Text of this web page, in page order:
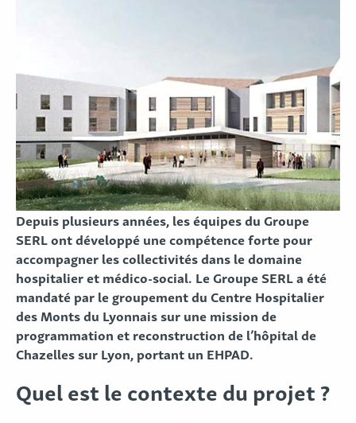
Depuis plusieurs années, les équipes du Groupe
SERL ont développé une compétence forte pour
accompagner les collectivités dans le domaine
hospitalier et médico-social. Le Groupe SERL a été
mandaté par le groupement du Centre Hospitalier
des Monts du Lyonnais sur une mission de
programmation et reconstruction de l’hôpital de
Chazelles sur Lyon, portant un EHPAD.
Quel est le contexte du projet ?